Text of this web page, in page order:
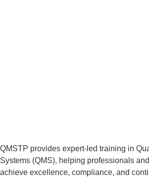
QMSTP provides expert-led training in
Systems (QMS), helping professionals
achieve excellence, compliance, and